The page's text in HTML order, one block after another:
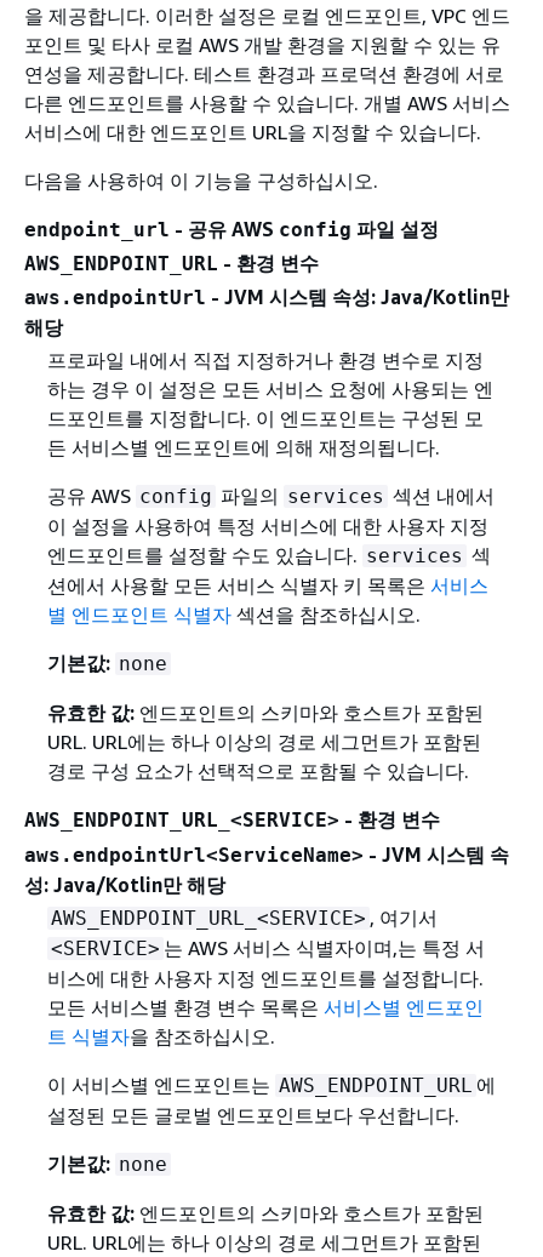
을 제공합니다. 이러한 설정은 로컬 엔드포인트, VPC 엔드
포인트 및 타사 로컬 AWS 개발 환경을 지원할 수 있는 유
연성을 제공합니다. 테스트 환경과 프로덕션 환경에 서로
다른 엔드포인트를 사용할 수 있습니다. 개별 AWS 서비스
서비스에 대한 엔드포인트 URL을 지정할 수 있습니다.
다음을 사용하여 이 기능을 구성하십시오.
endpoint_url - 공유 AWS config 파일 설정
AWS_ENDPOINT_URL - 환경 변수
aws.endpointUrl - JVM 시스템 속성: Java/Kotlin만
해당
프로파일 내에서 직접 지정하거나 환경 변수로 지정
하는 경우 이 설정은 모든 서비스 요청에 사용되는 엔
드포인트를 지정합니다. 이 엔드포인트는 구성된 모
든 서비스별 엔드포인트에 의해 재정의됩니다.
공유 AWS config 파일의 services 섹션 내에서
이 설정을 사용하여 특정 서비스에 대한 사용자 지정
엔드포인트를 설정할 수도 있습니다. services 섹
션에서 사용할 모든 서비스 식별자 키 목록은 서비스
별 엔드포인트 식별자섹션을 참조하십시오.
기본값: none
유효한 값:엔드포인트의 스키마와 호스트가 포함된
URL. URL에는 하나 이상의 경로 세그먼트가 포함된
경로 구성 요소가 선택적으로 포함될 수 있습니다.
AWS_ENDPOINT_URL_<SERVICE> - 환경 변수
aws.endpointUrl<ServiceName> - JVM 시스템 속
성: Java/Kotlin만 해당
AWS_ENDPOINT_URL_<SERVICE> , 여기서
<SERVICE> 는 AWS 서비스 식별자이며,는 특정 서
비스에 대한 사용자 지정 엔드포인트를 설정합니다.
모든 서비스별 환경 변수 목록은 서비스별 엔드포인
트 식별자을 참조하십시오.
이 서비스별 엔드포인트는 AWS_ENDPOINT_URL 에
설정된 모든 글로벌 엔드포인트보다 우선합니다.
기본값: none
유효한 값:엔드포인트의 스키마와 호스트가 포함된
URL. URL에는 하나 이상의 경로 세그먼트가 포함된